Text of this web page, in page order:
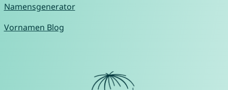
Namensgenerator
Vornamen Blog